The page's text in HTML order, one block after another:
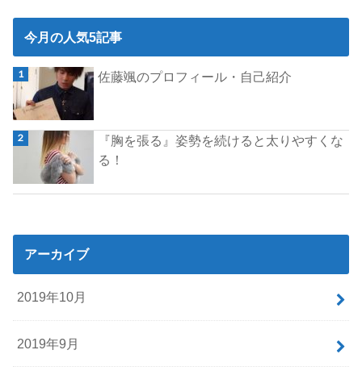
今月の人気5記事
佐藤颯のプロフィール・自己紹介
『胸を張る』姿勢を続けると太りやすくな
る！
アーカイブ
2019年10月
2019年9月